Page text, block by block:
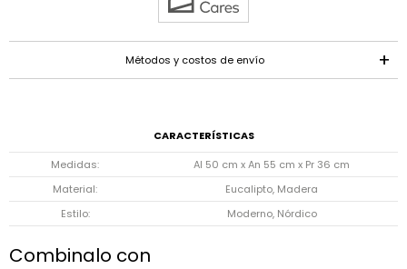
Métodos y costos de envío
CARACTERÍSTICAS
Medidas
Al 50 cm x An 55 cm x Pr 36 cm
Material
Eucalipto, Madera
Estilo
Moderno, Nórdico
Combinalo con